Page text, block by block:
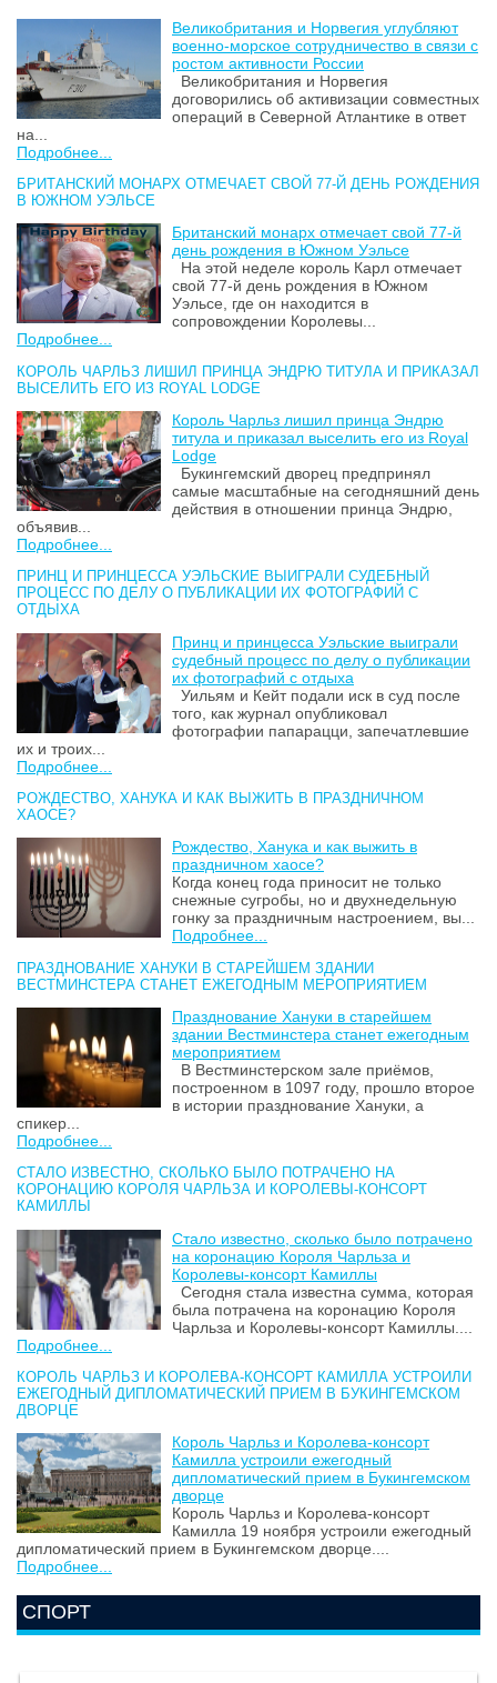
Великобритания и Норвегия углубляют
военно-морское сотрудничество в связи с
ростом активности России
Великобритания и Норвегия
договорились об активизации совместных
операций в Северной Атлантике в ответ
на...
Подробнее...
БРИТАНСКИЙ МОНАРХ ОТМЕЧАЕТ СВОЙ 77-Й ДЕНЬ РОЖДЕНИЯ
В ЮЖНОМ УЭЛЬСЕ
Британский монарх отмечает свой 77-й
день рождения в Южном Уэльсе
На этой неделе король Карл отмечает
свой 77-й день рождения в Южном
Уэльсе, где он находится в
сопровождении Королевы...
Подробнее...
КОРОЛЬ ЧАРЛЬЗ ЛИШИЛ ПРИНЦА ЭНДРЮ ТИТУЛА И ПРИКАЗАЛ
ВЫСЕЛИТЬ ЕГО ИЗ ROYAL LODGE
Король Чарльз лишил принца Эндрю
титула и приказал выселить его из Royal
Lodge
Букингемский дворец предпринял
самые масштабные на сегодняшний день
действия в отношении принца Эндрю,
объявив...
Подробнее...
ПРИНЦ И ПРИНЦЕССА УЭЛЬСКИЕ ВЫИГРАЛИ СУДЕБНЫЙ
ПРОЦЕСС ПО ДЕЛУ О ПУБЛИКАЦИИ ИХ ФОТОГРАФИЙ С
ОТДЫХА
Принц и принцесса Уэльские выиграли
судебный процесс по делу о публикации
их фотографий с отдыха
Уильям и Кейт подали иск в суд после
того, как журнал опубликовал
фотографии папарацци, запечатлевшие
их и троих...
Подробнее...
РОЖДЕСТВО, ХАНУКА И КАК ВЫЖИТЬ В ПРАЗДНИЧНОМ
ХАОСЕ?
Рождество, Ханука и как выжить в
праздничном хаосе?
Когда конец года приносит не только
снежные сугробы, но и двухнедельную
гонку за праздничным настроением, вы...
Подробнее...
ПРАЗДНОВАНИЕ ХАНУКИ В СТАРЕЙШЕМ ЗДАНИИ
ВЕСТМИНСТЕРА СТАНЕТ ЕЖЕГОДНЫМ МЕРОПРИЯТИЕМ
Празднование Хануки в старейшем
здании Вестминстера станет ежегодным
мероприятием
В Вестминстерском зале приёмов,
построенном в 1097 году, прошло второе
в истории празднование Хануки, а
спикер...
Подробнее...
СТАЛО ИЗВЕСТНО, СКОЛЬКО БЫЛО ПОТРАЧЕНО НА
КОРОНАЦИЮ КОРОЛЯ ЧАРЛЬЗА И КОРОЛЕВЫ-КОНСОРТ
КАМИЛЛЫ
Стало известно, сколько было потрачено
на коронацию Короля Чарльза и
Королевы-консорт Камиллы
Сегодня стала известна сумма, которая
была потрачена на коронацию Короля
Чарльза и Королевы-консорт Камиллы....
Подробнее...
КОРОЛЬ ЧАРЛЬЗ И КОРОЛЕВА-КОНСОРТ КАМИЛЛА УСТРОИЛИ
ЕЖЕГОДНЫЙ ДИПЛОМАТИЧЕСКИЙ ПРИЕМ В БУКИНГЕМСКОМ
ДВОРЦЕ
Король Чарльз и Королева-консорт
Камилла устроили ежегодный
дипломатический прием в Букингемском
дворце
Король Чарльз и Королева-консорт
Камилла 19 ноября устроили ежегодный
дипломатический прием в Букингемском дворце....
Подробнее...
СПОРТ